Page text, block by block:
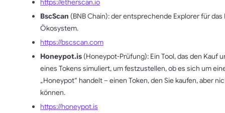
https://etherscan.io
BscScan (BNB Chain): der entsprechende Explorer für das
Ökosystem.
https://bscscan.com
Honeypot.is (Honeypot-Prüfung): Ein Tool, das den Kauf
eines Tokens simuliert, um festzustellen, ob es sich um
„Honeypot“ handelt – einen Token, den Sie kaufen, aber
können.
https://honeypot.is